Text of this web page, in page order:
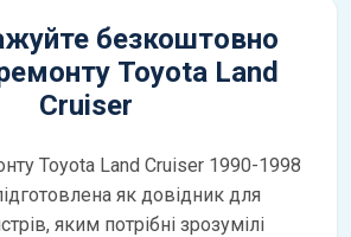
безкоштовно
Toyota Land
Cruiser
Toyota Land Cruiser 1990-1998
як довідник для
яким потрібні зрозумілі